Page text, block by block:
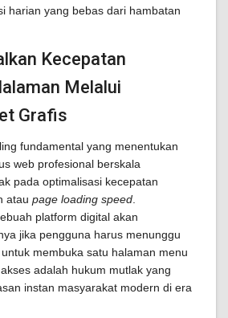
harian yang bebas dari hambatan
Kecepatan
Melalui
Grafis
fundamental yang menentukan
web profesional berskala
pada optimalisasi kecepatan
atau page loading speed
platform digital akan
jika pengguna harus menunggu
membuka satu halaman menu
adalah hukum mutlak yang
instan masyarakat modern di era